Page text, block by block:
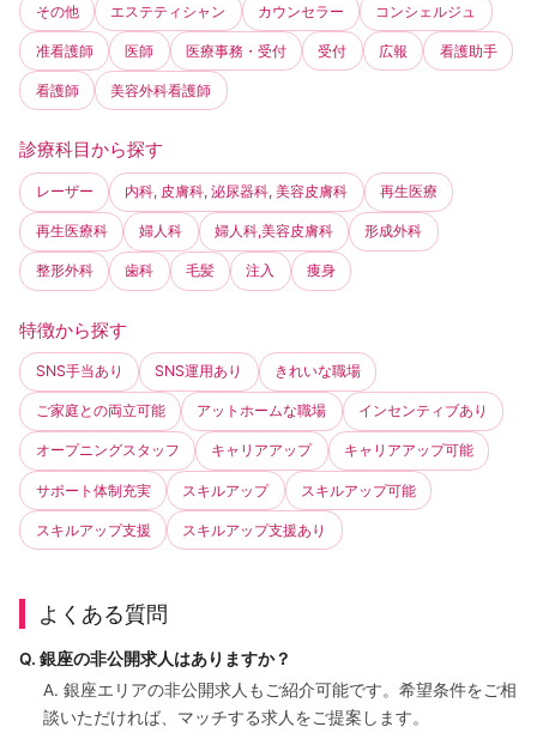
その他 エステティシャン カウンセラー コンシェルジュ
准看護師 医師 医療事務・受付 受付 広報 看護助手
看護師 美容外科看護師
診療科目から探す
レーザー 内科, 皮膚科, 泌尿器科, 美容皮膚科 再生医療
再生医療科 婦人科 婦人科,美容皮膚科 形成外科
整形外科 歯科 毛髪 注入 痩身
特徴から探す
SNS手当あり SNS運用あり きれいな職場
ご家庭との両立可能 アットホームな職場 インセンティブあり
オープニングスタッフ キャリアアップ キャリアアップ可能
サポート体制充実 スキルアップ スキルアップ可能
スキルアップ支援 スキルアップ支援あり
よくある質問
Q. 銀座の非公開求人はありますか？
A. 銀座エリアの非公開求人もご紹介可能です。希望条件をご相
談いただければ、マッチする求人をご提案します。